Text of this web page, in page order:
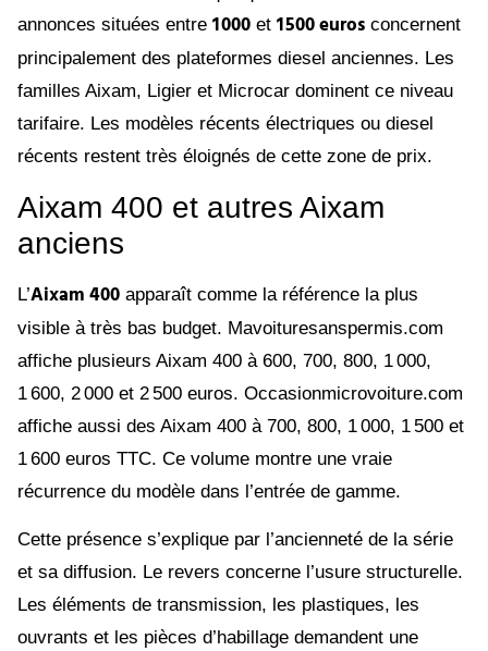
annonces situées entre 1 000 et 1 500 euros concernent
principalement des plateformes diesel anciennes. Les
familles Aixam, Ligier et Microcar dominent ce niveau
tarifaire. Les modèles récents électriques ou diesel
récents restent très éloignés de cette zone de prix.
Aixam 400 et autres Aixam
anciens
L’Aixam 400 apparaît comme la référence la plus
visible à très bas budget. Mavoituresanspermis.com
affiche plusieurs Aixam 400 à 600, 700, 800, 1 000,
1 600, 2 000 et 2 500 euros. Occasionmicrovoiture.com
affiche aussi des Aixam 400 à 700, 800, 1 000, 1 500 et
1 600 euros TTC. Ce volume montre une vraie
récurrence du modèle dans l’entrée de gamme.
Cette présence s’explique par l’ancienneté de la série
et sa diffusion. Le revers concerne l’usure structurelle.
Les éléments de transmission, les plastiques, les
ouvrants et les pièces d’habillage demandent une